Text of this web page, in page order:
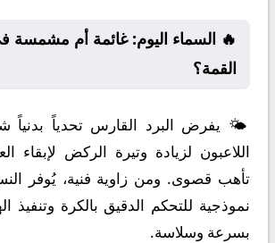
🔥 السماء اليوم: غائمة أم مشمسة
القمة؟
🌤️ يفرض البرد القارس تحدياً بدنياً
اللاعبون لزيادة وتيرة الركض لإبقاء
تأهب قصوى. ومن زاوية فنية، يُوفر
نموذجية للتحكم الدقيق بالكرة وتنفيذ
بسرعة وسلاسة.